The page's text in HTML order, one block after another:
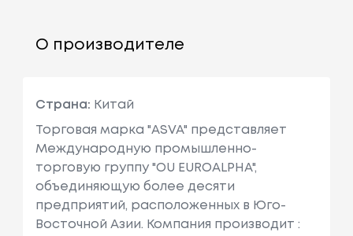
О производителе
Страна: Китай
Торговая марка "ASVA" представляет
Международную промышленно-
торговую группу "OU EUROALPHA",
объединяющую более десяти
предприятий, расположенных в Юго-
Восточной Азии. Компания производит :